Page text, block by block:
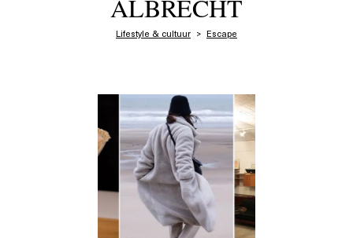
ALBRECHT
Lifestyle & cultuur Escape